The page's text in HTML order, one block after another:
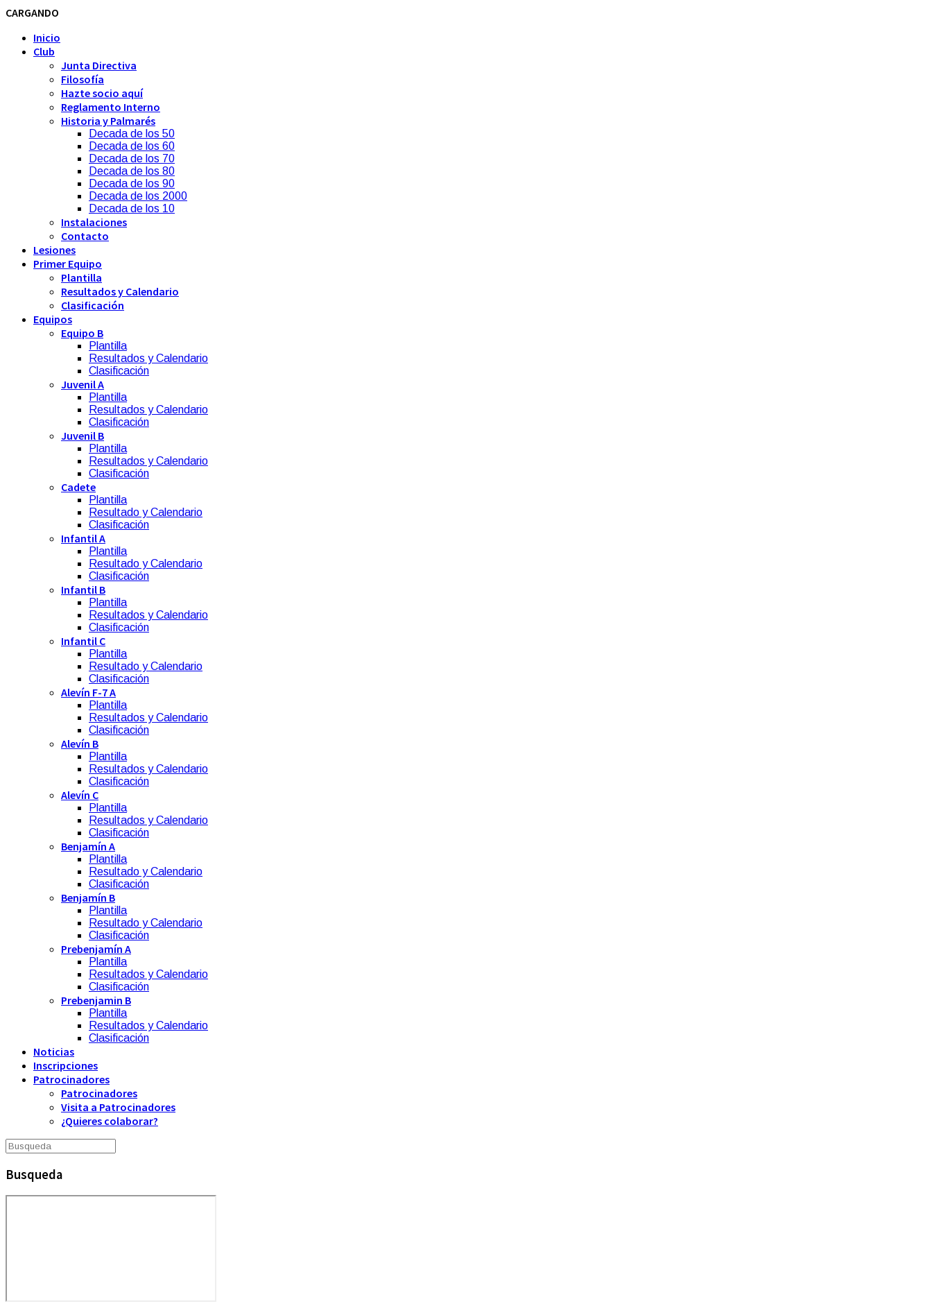
CARGANDO
Inicio
Club
Junta Directiva
Filosofía
Hazte socio aquí
Reglamento Interno
Historia y Palmarés
Decada de los 50
Decada de los 60
Decada de los 70
Decada de los 80
Decada de los 90
Decada de los 2000
Decada de los 10
Instalaciones
Contacto
Lesiones
Primer Equipo
Plantilla
Resultados y Calendario
Clasificación
Equipos
Equipo B
Plantilla
Resultados y Calendario
Clasificación
Juvenil A
Plantilla
Resultados y Calendario
Clasificación
Juvenil B
Plantilla
Resultados y Calendario
Clasificación
Cadete
Plantilla
Resultado y Calendario
Clasificación
Infantil A
Plantilla
Resultado y Calendario
Clasificación
Infantil B
Plantilla
Resultados y Calendario
Clasificación
Infantil C
Plantilla
Resultado y Calendario
Clasificación
Alevín F-7 A
Plantilla
Resultados y Calendario
Clasificación
Alevín B
Plantilla
Resultados y Calendario
Clasificación
Alevín C
Plantilla
Resultados y Calendario
Clasificación
Benjamín A
Plantilla
Resultado y Calendario
Clasificación
Benjamín B
Plantilla
Resultado y Calendario
Clasificación
Prebenjamín A
Plantilla
Resultados y Calendario
Clasificación
Prebenjamin B
Plantilla
Resultados y Calendario
Clasificación
Noticias
Inscripciones
Patrocinadores
Patrocinadores
Visita a Patrocinadores
¿Quieres colaborar?
Busqueda